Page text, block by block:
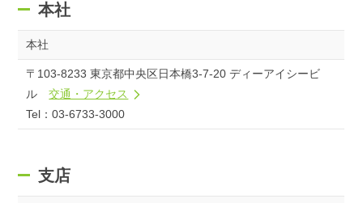
本社
本社
〒103-8233 東京都中央区日本橋3-7-20 ディーアイシービ
ル交通・アクセス
Tel：03-6733-3000
支店